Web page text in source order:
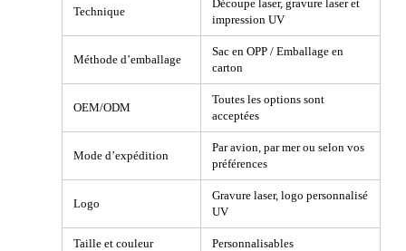
Technique
Découpe laser, gravure laser et
impression UV
Méthode d’emballage
Sac en OPP / Emballage en
carton
OEM/ODM
Toutes les options sont
acceptées
Mode d’expédition
Par avion, par mer ou selon vos
préférences
Logo
Gravure laser, logo personnalisé
UV
Taille et couleur Personnalisables